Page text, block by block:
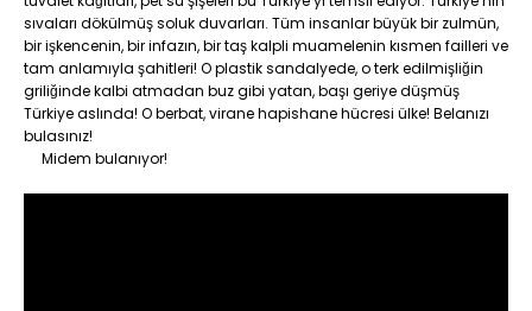
sıvaları dökülmüş soluk duvarları. Tüm insanlar büyük bir zulmün,
bir işkencenin, bir infazın, bir taş kalpli muamelenin kısmen failleri ve
tam anlamıyla şahitleri! O plastik sandalyede, o terk edilmişliğin
griliğinde kalbi atmadan buz gibi yatan, başı geriye düşmüş
Türkiye aslında! O berbat, virane hapishane hücresi ülke! Belanızı
bulasınız!
Midem bulanıyor!